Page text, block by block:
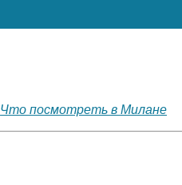
Что посмотреть в Милане